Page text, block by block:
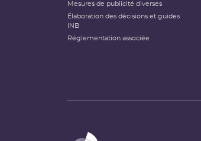
Mesures de publicité diverses
Élaboration des décisions et guides
INB
Réglementation associée